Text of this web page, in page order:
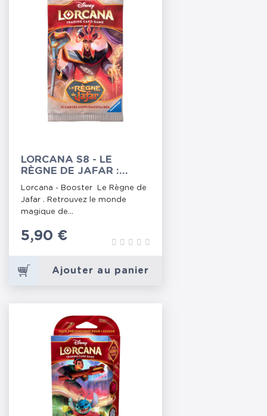
LORCANA S8 - LE
RÈGNE DE JAFAR :
Lorcana - Booster Le Règne de
Jafar . Retrouvez le monde
magique de...
Prix
5,90 €
Ajouter au panier